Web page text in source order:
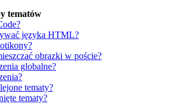
tematów
języka HTML?
obrazki w poście?
globalne?
tematy?
tematy?